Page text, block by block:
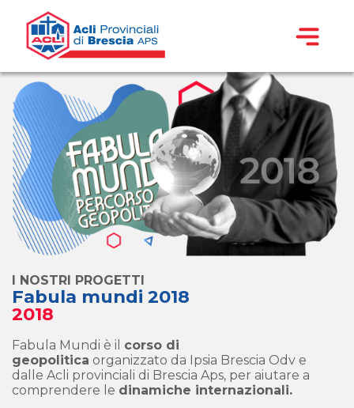
I NOSTRI PROGETTI
Fabula mundi 2018
2018
Fabula Mundi è il corso di
geopolitica organizzato da Ipsia Brescia Odv e
dalle Acli provinciali di Brescia Aps, per aiutare a
comprendere le dinamiche internazionali.